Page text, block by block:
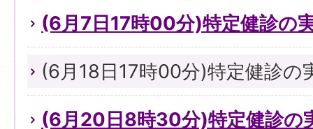
(6月7日17時00分)特定健診の
(6月18日17時00分)特定健診の
(6月20日8時30分)特定健診の